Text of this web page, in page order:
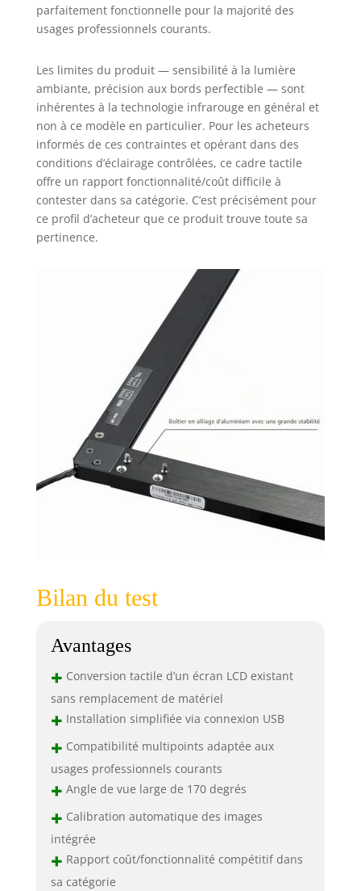
parfaitement fonctionnelle pour la majorité des
usages professionnels courants.
Les limites du produit — sensibilité à la lumière
ambiante, précision aux bords perfectible — sont
inhérentes à la technologie infrarouge en général et
non à ce modèle en particulier. Pour les acheteurs
informés de ces contraintes et opérant dans des
conditions d’éclairage contrôlées, ce cadre tactile
offre un rapport fonctionnalité/coût difficile à
contester dans sa catégorie. C’est précisément pour
ce profil d’acheteur que ce produit trouve toute sa
pertinence.
Bilan du test
Avantages
+ Conversion tactile d’un écran LCD existant
sans remplacement de matériel
+ Installation simplifiée via connexion USB
+ Compatibilité multipoints adaptée aux
usages professionnels courants
+ Angle de vue large de 170 degrés
+ Calibration automatique des images
intégrée
+ Rapport coût/fonctionnalité compétitif dans
sa catégorie